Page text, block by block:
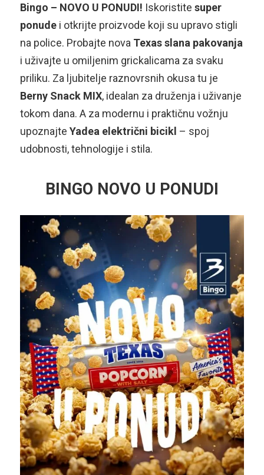
Bingo – NOVO U PONUDI! Iskoristite super
ponudei otkrijte proizvode koji su upravo stigli
na police. Probajte nova Texas slana pakovanja
i uživajte u omiljenim grickalicama za svaku
priliku. Za ljubitelje raznovrsnih okusa tu je
Berny Snack MIX, idealan za druženja i uživanje
tokom dana. A za modernu i praktičnu vožnju
upoznajte Yadea električni bicikl – spoj
udobnosti, tehnologije i stila.
BINGO NOVO U PONUDI